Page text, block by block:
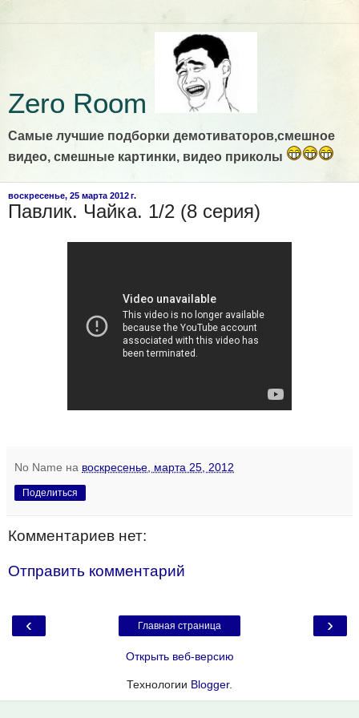
Zero Room
Самые лучшие подборки демотиваторов,смешное
видео, смешные картинки, видео приколы
воскресенье, 25 марта 2012 г.
Павлик. Чайка. 1/2 (8 серия)
No Name на воскресенье, марта 25, 2012
Поделиться
Комментариев нет:
Отправить комментарий
‹ ›
Главная страница
Открыть веб-версию
Технологии Blogger.